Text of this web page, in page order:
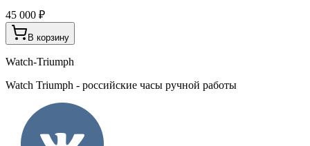
45 000 ₽
В корзину
Watch-Triumph
Watch Triumph - российские часы ручной работы